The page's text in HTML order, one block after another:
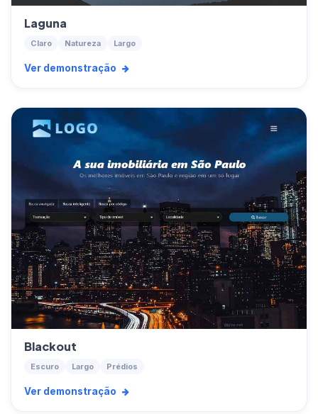
Laguna
Claro Natureza Largo
Ver demonstração
Blackout
Escuro Largo Prédios
Ver demonstração